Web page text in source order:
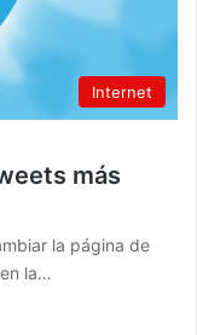
Internet
más
la página de
la…